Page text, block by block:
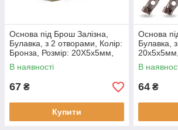
Основа під Брош Залізна,
Булавка, з 2 отворами, Колір:
Бронза, Розмір: 20Х5х5мм,
отвір 2 Мм, (50 шт.)
В наявності
67 ₴
Купити
Основа
Булавка,
шт.)
В
64 ₴